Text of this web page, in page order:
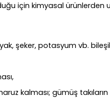
için kimyasal ürünlerden
şeker, potasyum vb.
kalması; gümüş